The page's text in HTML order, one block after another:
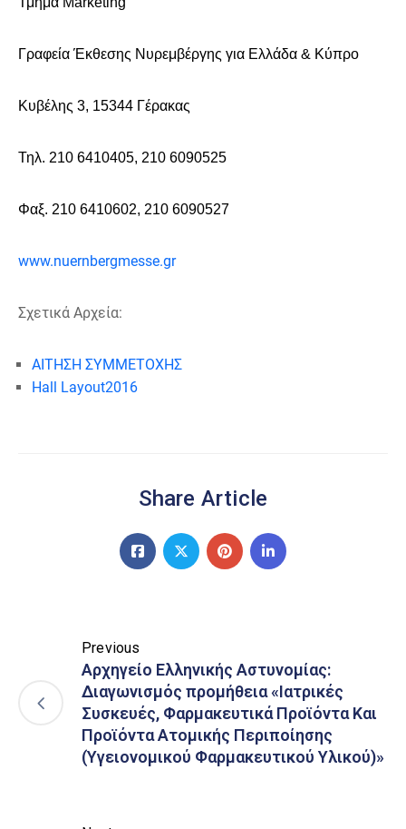
Γραφεία Έκθεσης Νυρεμβέργης για Ελλάδα & Κύπρο
Κυβέλης 3, 15344 Γέρακας
Τηλ. 210 6410405, 210 6090525
Φαξ. 210 6410602, 210 6090527
www.nuernbergmesse.gr
Σχετικά Αρχεία:
ΑΙΤΗΣΗ ΣΥΜΜΕΤΟΧΗΣ
Hall Layout2016
Share Article
Previous
Αρχηγείο Ελληνικής Αστυνομίας:
Διαγωνισμός προμήθεια «Ιατρικές
Συσκευές, Φαρμακευτικά Προϊόντα Και
Προϊόντα Ατομικής Περιποίησης
(Υγειονομικού Φαρμακευτικού Υλικού)»